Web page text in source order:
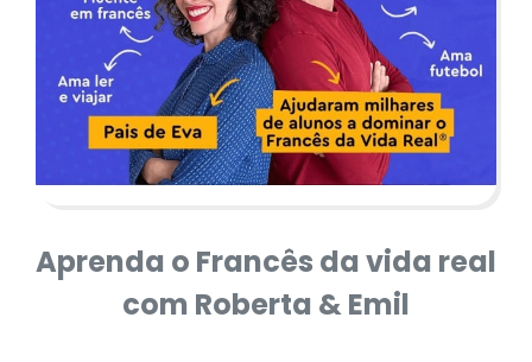
Aprenda o Francês da vida real
com Roberta & Emil